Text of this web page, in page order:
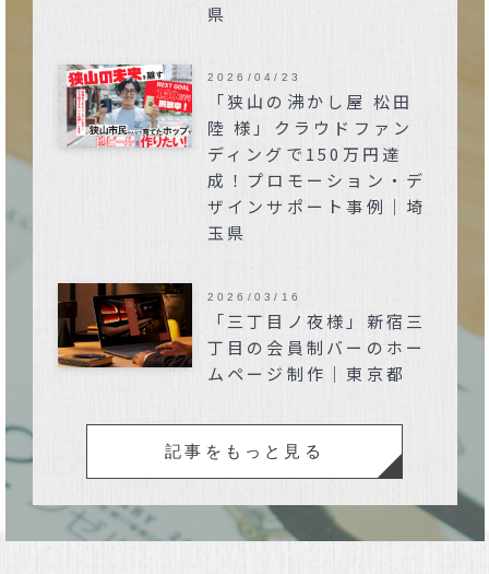
県
「狭山の沸かし屋 松田
陸 様」クラウドファン
ディングで150万円達
成！プロモーション・デ
ザインサポート事例｜埼
玉県
2026/04/23
「三丁目ノ夜様」新宿三
丁目の会員制バーのホー
ムページ制作｜東京都
2026/03/16
記事をもっと見る